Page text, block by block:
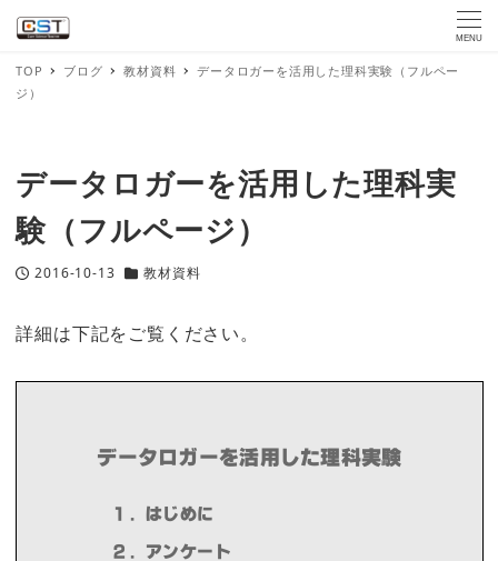
MENU
TOP ブログ 教材資料
データロガーを活用した理科実験（フルペー
ジ）
データロガーを活用した理科実
験（フルページ）
投稿日
2016-10-13
カテゴリー
教材資料
詳細は下記をご覧ください。